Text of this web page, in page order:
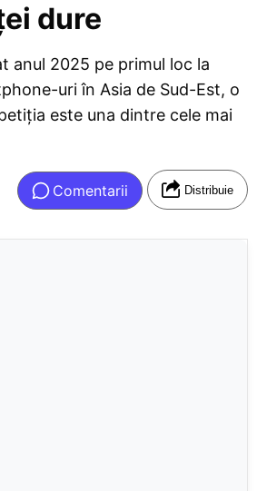
dure
anul 2025 pe primul loc la
uri în Asia de Sud-Est, o
este una dintre cele mai
Comentarii Distribuie